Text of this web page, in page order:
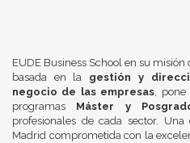
EUDE Business School en su
basada en la gestión y
negocio de las empresas, pone
programas Máster y
profesionales de cada sector.
Madrid comprometida con la